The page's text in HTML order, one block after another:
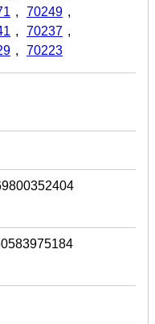
, 70249 ,
, 70237 ,
, 70223